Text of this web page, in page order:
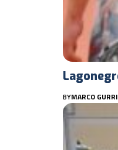
BYMARCO